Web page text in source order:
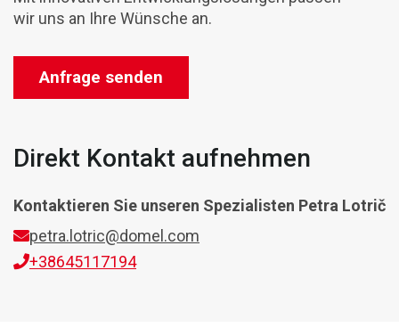
wir uns an Ihre Wünsche an.
Anfrage senden
Direkt Kontakt aufnehmen
Kontaktieren Sie unseren Spezialisten Petra Lotrič
petra.lotric@domel.com
+38645117194